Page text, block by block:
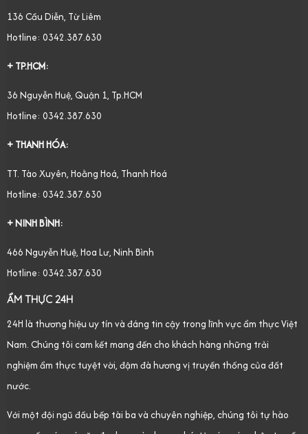
136 Cầu Diễn, Từ Liêm
Hotline: 0342.387.630
+ TP.HCM:
36 Nguyễn Huệ, Quận 1, Tp.HCM
Hotline: 0342.387.630
+ THANH HÓA:
TT. Tào Xuyên, Hoằng Hoá, Thanh Hoá
Hotline: 0342.387.630
+ NINH BÌNH:
466 Nguyễn Huệ, Hoa Lư, Ninh Bình
Hotline: 0342.387.630
ẨM THỰC 24H
24H là thương hiệu uy tín và đáng tin cậy trong lĩnh vực ẩm thực Việt
Nam. Chúng tôi cam kết mang đến cho khách hàng những trải
nghiệm ẩm thực tuyệt vời, đậm đà hương vị truyền thống của đất
nước.
Với một đội ngũ đầu bếp tài ba và chuyên nghiệp, chúng tôi tự hào